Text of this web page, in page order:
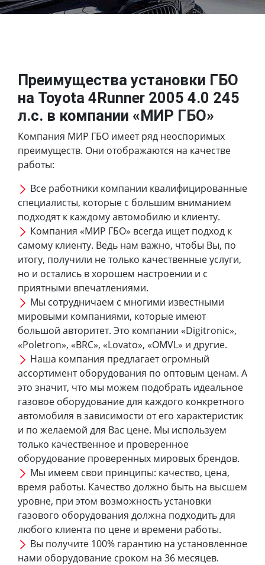
Преимущества установки ГБО
на Toyota 4Runner 2005 4.0 245
л.с. в компании «МИР ГБО»
Компания МИР ГБО имеет ряд неоспоримых
преимуществ. Они отображаются на качестве
работы:
Все работники компании квалифицированные
специалисты, которые с большим вниманием
подходят к каждому автомобилю и клиенту.
Компания «МИР ГБО» всегда ищет подход к
самому клиенту. Ведь нам важно, чтобы Вы, по
итогу, получили не только качественные услуги,
но и остались в хорошем настроении и с
приятными впечатлениями.
Мы сотрудничаем с многими известными
мировыми компаниями, которые имеют
большой авторитет. Это компании «Digitronic»,
«Poletron», «BRC», «Lovato», «OMVL» и другие.
Наша компания предлагает огромный
ассортимент оборудования по оптовым ценам. А
это значит, что мы можем подобрать идеальное
газовое оборудование для каждого конкретного
автомобиля в зависимости от его характеристик
и по желаемой для Вас цене. Мы используем
только качественное и проверенное
оборудование проверенных мировых брендов.
Мы имеем свои принципы: качество, цена,
время работы. Качество должно быть на высшем
уровне, при этом возможность установки
газового оборудования должна подходить для
любого клиента по цене и времени работы.
Вы получите 100% гарантию на установленное
нами оборудование сроком на 36 месяцев.